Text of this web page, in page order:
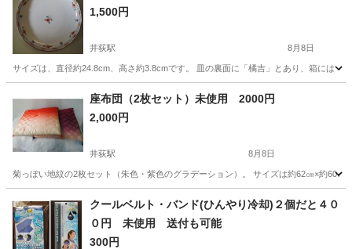
1,500円
井荻駅 8月8日
サイズは、直径約24.8cm、高さ約3.8cmです。 皿の裏面に「橘吉」とあり、箱には
井荻駅 食器 東京 新宿区 新宿駅
食器 周辺
座布団（2枚セット）未使用 2000円
2,000円
井荻駅 8月8日
菊っぼい地紋の2枚セット（朱色・紫色のグラデーション）。 サイズは約62㎝×約60
家庭用品 グラデーション
クールベルト・バンド(ひんやり冷却)２個だと４０
０円 未使用 送付も可能
300円